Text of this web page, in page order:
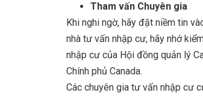
Tham vấn Chuyên gia
Khi nghi ngờ, hãy đặt niềm tin
nhà tư vấn nhập cư, hãy nhớ
nhập cư của Hội đồng quản lý
Chính phủ Canada.
Các chuyên gia tư vấn nhập cư